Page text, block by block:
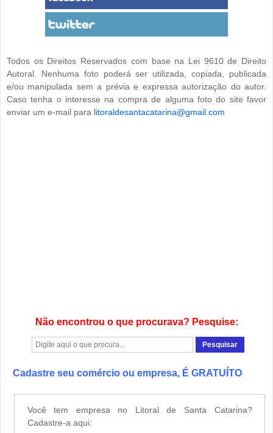
Todos os Direitos Reservados com base na Lei 9610 de Direito
Autoral. Nenhuma foto poderá ser utilizada, copiada, publicada
e/ou manipulada sem a prévia e expressa autorização do autor.
Caso tenha o interesse na compra de alguma foto do site favor
enviar um e-mail para litoraldesantacatarina@gmail.com
Não encontrou o que procurava? Pesquise:
Cadastre seu comércio ou empresa, É GRATUÍTO
Você tem empresa no Litoral de Santa Catarina?
Cadastre-a aqui: